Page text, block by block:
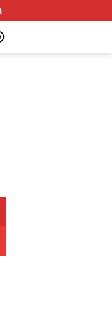
Sidodadi